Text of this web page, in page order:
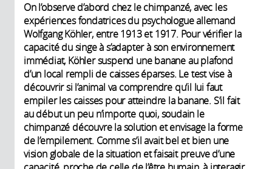
On l’observe d’abord chez le chimpanzé, avec les
expériences fondatrices du psychologue allemand
Wolfgang Köhler, entre 1913 et 1917. Pour vérifier la
capacité du singe à s’adapter à son environnement
immédiat, Köhler suspend une banane au plafond
d’un local rempli de caisses éparses. Le test vise à
découvrir si l’animal va comprendre qu’il lui faut
empiler les caisses pour atteindre la banane. S’il fait
au début un peu n’importe quoi, soudain le
chimpanzé découvre la solution et envisage la forme
de l’empilement. Comme s’il avait bel et bien une
vision globale de la situation et faisait preuve d’une